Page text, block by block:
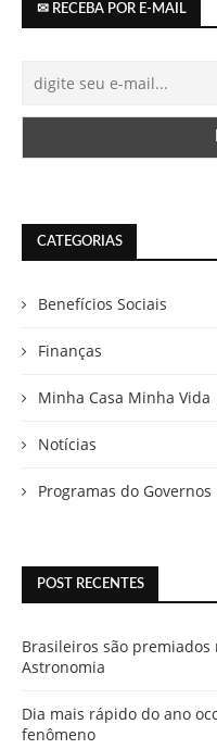
✉ RECEBA POR E-MAIL
CATEGORIAS
Benefícios Sociais
Finanças
Minha Casa Minha Vida
Notícias
Programas do Governos
POST RECENTES
Brasileiros são
Astronomia
Dia mais rápido do ano
fenômeno